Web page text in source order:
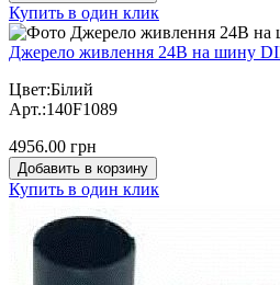
Купить в один клик
Джерело живлення 24В на шину
Цвет:Білий
Арт.:140F1089
4956.00 грн
Добавить в корзину
Купить в один клик